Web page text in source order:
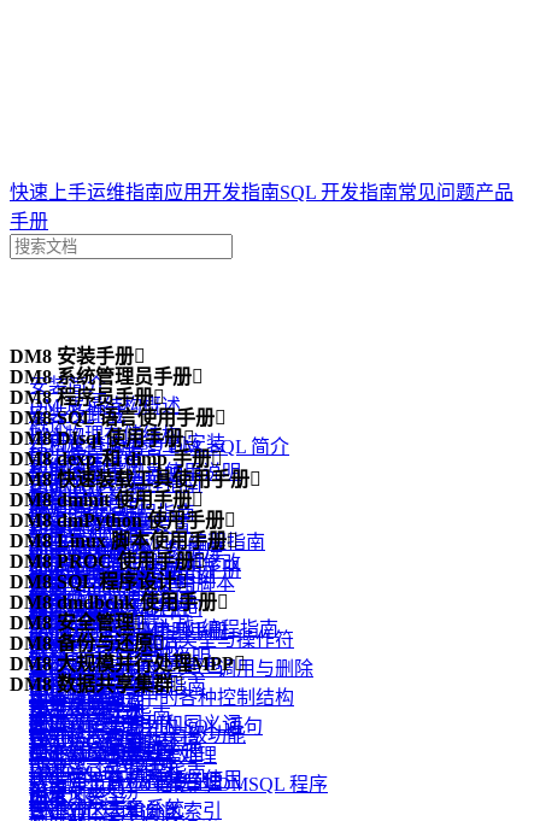
快速上手运维指南应用开发指南SQL 开发指南常见问题产品
手册
案例 问答 一体机
DM8 安装手册
安装简介
安装及卸载
许可证 (License) 的安装
数据库配置工具使用说明
注意事项
DM8 系统管理员手册
DM 逻辑结构概述
DM 物理存储结构
DM 内存结构
管理 DM 线程
DM 系统管理员
创建和配置 DM 数据库
启动和关闭数据库
管理模式对象的空间
管理表
管理索引
管理触发器
管理视图、序列和同义词
模式对象的常规管理
数据库布局和存储管理
管理分区表和分区索引
DM8 程序员手册
概述
DPI 编程指南
DM ODBC 编程指南
DM JDBC 编程指南
.NET Data Provider 编程指南
DM PHP 编程指南
DM FLDR 编程指南
DM DEXP/DIMP JNI编程指南
Logmnr 接口使用说明
DM Node.js 编程指南
DM Go 编程指南
DM XA 编程指南
DM R2DBC编程指南
附录
DM8 SQL 语言使用手册
结构化查询语言 DM_SQL 简介
手册中的示例说明
数据定义语句
数据查询语句
数据的插入、删除和修改
视图
物化视图
函数
一致性和并发性
外部函数
包
类类型
自定义类型
DM8 DIsql 使用手册
功能简介
DIsql 入门
DIsql 环境变量设置
DIsql 常用命令
如何在 DIsql 中使用脚本
DM8 dexp 和 dimp 手册
功能简介
dexp 逻辑导出
dimp 逻辑导入
dexp 和 dimp 应用实例
升级和降级
DM8 快速装载工具使用手册
概述
dmfldr 入门
dmfldr 实战
dmldrp和dmldrc入门
dmldrp和dmldrc实战
DM8 dminit 使用手册
功能简介
使用 dminit
查看 dminit 参数
dminit 参数详解
dminit 高级主题
DM8 dmPython 使用手册
dmPython 简介
dmPython 安装
dmPython 接口详解
dmDjango 驱动
dmSQLAlchemy 方言包
DBUtils 包
dmAsync 包
dmPython_pool 包
DM8 Linux 脚本使用手册
DM8 Linux 脚本使用手册
DM8 PROC 使用手册
概述
预编译概念
嵌入式程序的组成
Oracle 兼容
DB2 兼容
DM 嵌入式 SQL 高级功能
PRO*C 程序实例
附录
DM8 SQL 程序设计
概述
DMSQL 程序数据类型与操作符
DMSQL 程序的定义、调用与删除
DMSQL 程序中的各种控制结构
DMSQL 程序中的 SQL 语句
DMSQL 程序异常处理
基于 C、JAVA 语法的 DMSQL 程序
DMSQL 程序调试
DM8 dmdbchk 使用手册
DM8 dmdbchk 使用手册
DM8 安全管理
概述
用户标识与鉴别
自主访问控制
强制访问控制
审计
通信加密
DM8 备份与还原
备份还原简介
备份还原原理
备份还原实战
DM8 大规模并行处理MPP
引言
概述
基本概念与原理
DM MPP 环境搭建与使用
DM MPP 主备系统
DM8 数据共享集群
DMDSC 概述
DMDSC 使用的环境
DMDSC 关键技术
DMCSS 介绍